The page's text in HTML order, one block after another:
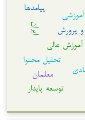
آموزش عالی
پرورش
تحلیل محتوا
توسعه پایدار
معلمان
ایران
پیامدها